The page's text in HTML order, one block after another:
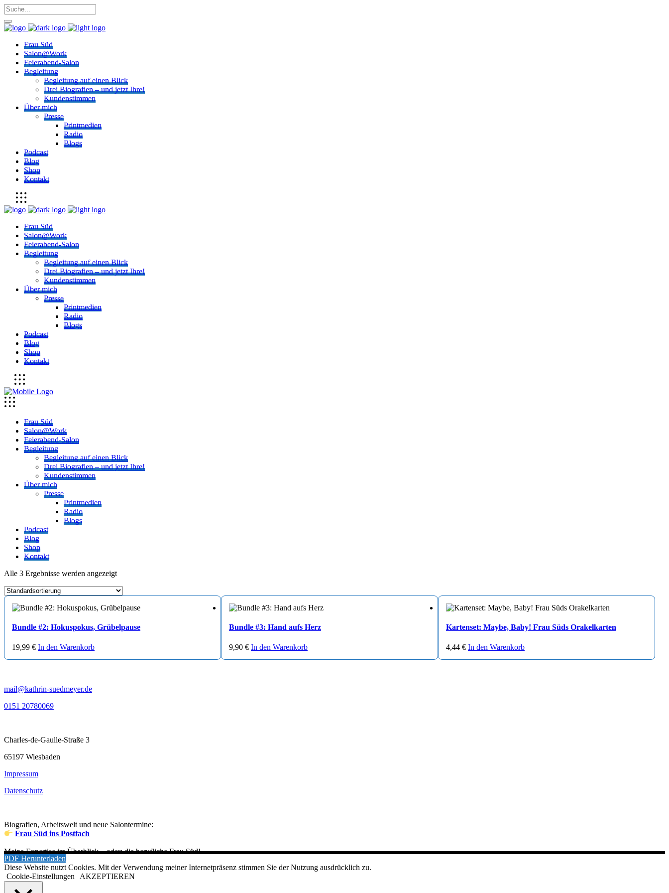
Frau Süd
Salon@Work
Feierabend-Salon
Begleitung
Begleitung auf einen Blick
Drei Biografien – und jetzt Ihre!
Kundenstimmen
Über mich
Presse
Printmedien
Radio
Blogs
Podcast
Blog
Shop
Kontakt
Frau Süd
Salon@Work
Feierabend-Salon
Begleitung
Begleitung auf einen Blick
Drei Biografien – und jetzt Ihre!
Kundenstimmen
Über mich
Presse
Printmedien
Radio
Blogs
Podcast
Blog
Shop
Kontakt
Frau Süd
Salon@Work
Feierabend-Salon
Begleitung
Begleitung auf einen Blick
Drei Biografien – und jetzt Ihre!
Kundenstimmen
Über mich
Presse
Printmedien
Radio
Blogs
Podcast
Blog
Shop
Kontakt
Alle 3 Ergebnisse werden angezeigt
Bundle #2: Hokuspokus, Grübelpause
19,99 € In den Warenkorb
Bundle #3: Hand aufs Herz
9,90 € In den Warenkorb
Kartenset: Maybe, Baby! Frau Süds Orakelkarten
4,44 € In den Warenkorb
mail@kathrin-suedmeyer.de
0151 20780069
Charles-de-Gaulle-Straße 3
65197 Wiesbaden
Impressum
Datenschutz
Biografien, Arbeitswelt und neue Salontermine:
Frau Süd ins Postfach
Meine Expertise im Überblick – oder: die berufliche Frau Süd!
PDF Herunterladen
Diese Website nutzt Cookies. Mit der Verwendung meiner Internetpräsenz stimmen Sie der Nutzung ausdrücklich zu.
Cookie-Einstellungen
AKZEPTIEREN